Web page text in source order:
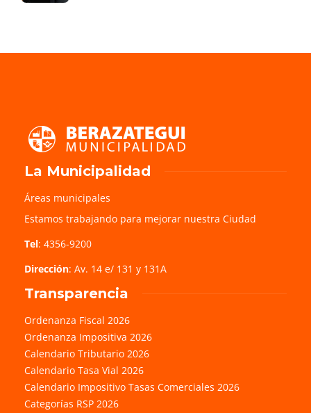
La Municipalidad
Áreas municipales
Estamos trabajando para mejorar nuestra Ciudad
Tel: 4356-9200
Dirección: Av. 14 e/ 131 y 131A
Transparencia
Ordenanza Fiscal 2026
Ordenanza Impositiva 2026
Calendario Tributario 2026
Calendario Tasa Vial 2026
Calendario Impositivo Tasas Comerciales 2026
Categorías RSP 2026